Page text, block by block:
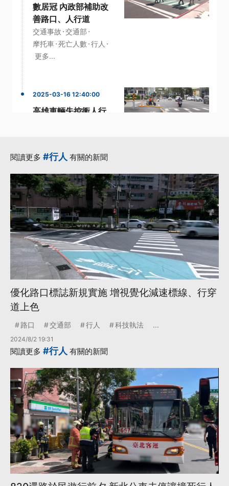
數居冠 內政部補助改
善路口、人行道
交通事故 ·交通部 ·
摩托車·死亡人數 ·行人 ·
更多...
2025-03-16 12:40:00
高雄車輛失控衝人行
道路交通管理處罰條例·
高市·更多...
閱讀更多 #行人 有關的新聞
優化路口標誌新規實施 增視覺化減速標線、行穿
道上色
路口 交通部 行人 科技執法 ...
2024/8/2 19:31
閱讀更多 #行人 有關的新聞